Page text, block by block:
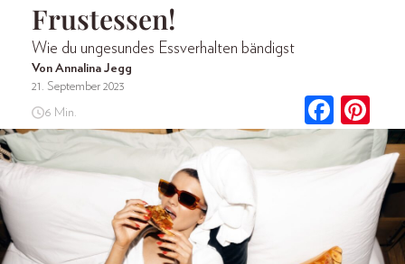
Frustessen!
Wie du ungesundes Essverhalten bändigst
Von Annalina Jegg
21. September 2023
6 Min.